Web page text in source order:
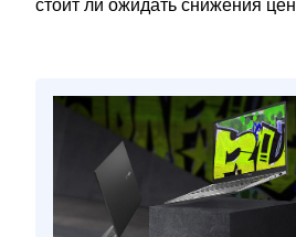
стоит ли ожидать снижения цен